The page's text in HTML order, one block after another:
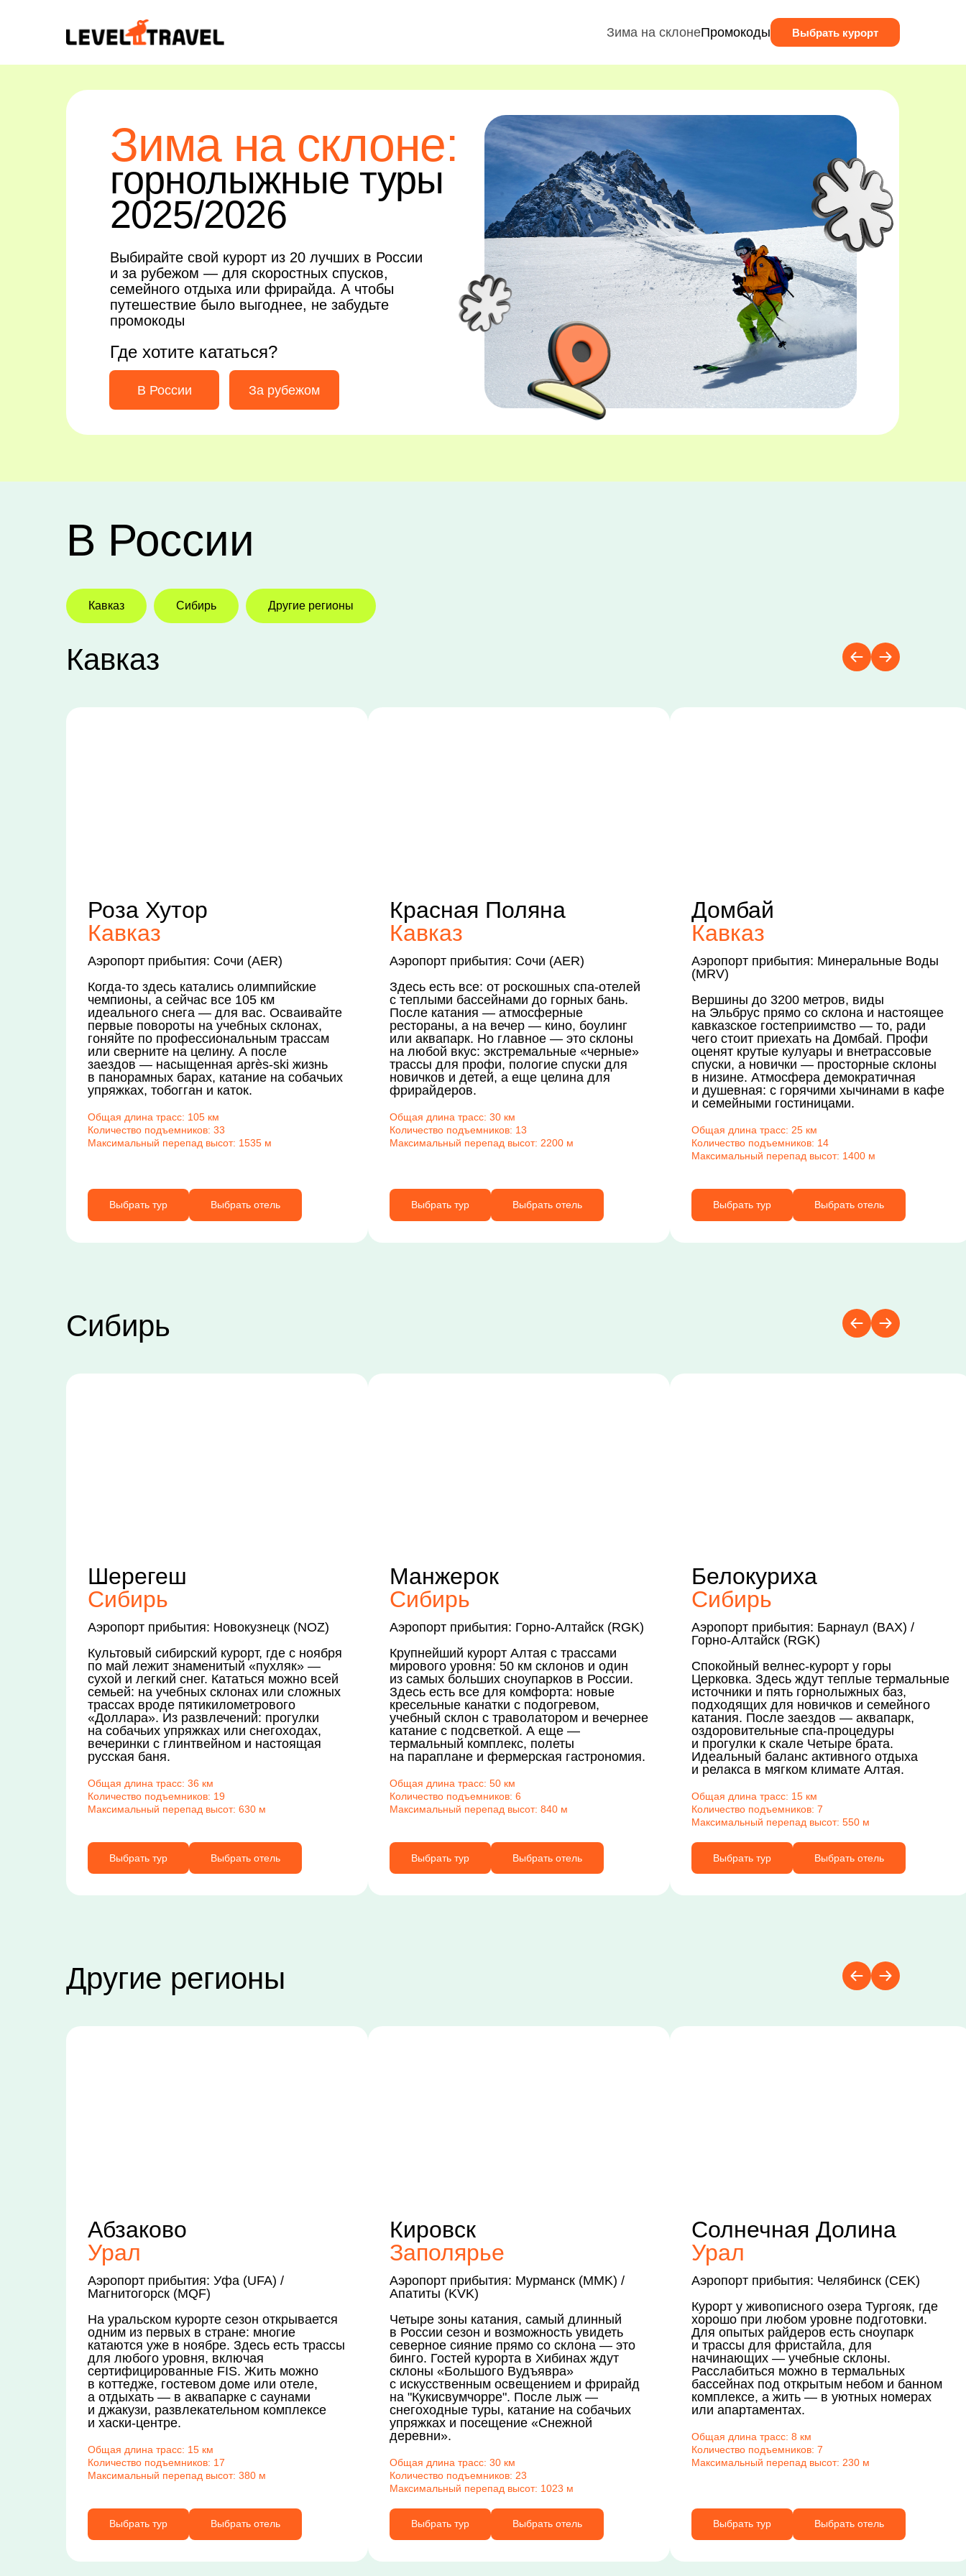
Зима на склонеПромокоды Выбрать курорт
Зима на склоне:
горнолыжные туры
2025/2026
Выбирайте свой курорт из 20 лучших в России
и за рубежом — для скоростных спусков,
семейного отдыха или фрирайда. А чтобы
путешествие было выгоднее, не забудьте
промокоды
Где хотите кататься?
В России За рубежом
В России
Кавказ Сибирь Другие регионы
Кавказ
Роза Хутор
Кавказ
Аэропорт прибытия: Сочи (AER)
Когда-то здесь катались олимпийские
чемпионы, а сейчас все 105 км
идеального снега — для вас. Осваивайте
первые повороты на учебных склонах,
гоняйте по профессиональным трассам
или сверните на целину. А после
заездов — насыщенная après-ski жизнь
в панорамных барах, катание на собачьих
упряжках, тобогган и каток.
Общая длина трасс: 105 км
Количество подъемников: 33
Максимальный перепад высот: 1535 м
Выбрать тур Выбрать отель
Красная Поляна
Кавказ
Аэропорт прибытия: Сочи (AER)
Здесь есть все: от роскошных спа-отелей
с теплыми бассейнами до горных бань.
После катания — атмосферные
рестораны, а на вечер — кино, боулинг
или аквапарк. Но главное — это склоны
на любой вкус: экстремальные «черные»
трассы для профи, пологие спуски для
новичков и детей, а еще целина для
фрирайдеров.
Общая длина трасс: 30 км
Количество подъемников: 13
Максимальный перепад высот: 2200 м
Выбрать тур Выбрать отель
Домбай
Кавказ
Аэропорт прибытия: Минеральные Воды
(MRV)
Вершины до 3200 метров, виды
на Эльбрус прямо со склона и настоящее
кавказское гостеприимство — то, ради
чего стоит приехать на Домбай. Профи
оценят крутые кулуары и внетрассовые
спуски, а новички — просторные склоны
в низине. Атмосфера демократичная
и душевная: с горячими хычинами в кафе
и семейными гостиницами.
Общая длина трасс: 25 км
Количество подъемников: 14
Максимальный перепад высот: 1400 м
Выбрать тур Выбрать отель
Сибирь
Шерегеш
Сибирь
Аэропорт прибытия: Новокузнецк (NOZ)
Культовый сибирский курорт, где с ноября
по май лежит знаменитый «пухляк» —
сухой и легкий снег. Кататься можно всей
семьей: на учебных склонах или сложных
трассах вроде пятикилометрового
«Доллара». Из развлечений: прогулки
на собачьих упряжках или снегоходах,
вечеринки с глинтвейном и настоящая
русская баня.
Общая длина трасс: 36 км
Количество подъемников: 19
Максимальный перепад высот: 630 м
Выбрать тур Выбрать отель
Манжерок
Сибирь
Аэропорт прибытия: Горно-Алтайск (RGK)
Крупнейший курорт Алтая с трассами
мирового уровня: 50 км склонов и один
из самых больших сноупарков в России.
Здесь есть все для комфорта: новые
кресельные канатки с подогревом,
учебный склон с траволатором и вечернее
катание с подсветкой. А еще —
термальный комплекс, полеты
на параплане и фермерская гастрономия.
Общая длина трасс: 50 км
Количество подъемников: 6
Максимальный перепад высот: 840 м
Выбрать тур Выбрать отель
Белокуриха
Сибирь
Аэропорт прибытия: Барнаул (BAX) /
Горно-Алтайск (RGK)
Спокойный велнес-курорт у горы
Церковка. Здесь ждут теплые термальные
источники и пять горнолыжных баз,
подходящих для новичков и семейного
катания. После заездов — аквапарк,
оздоровительные спа-процедуры
и прогулки к скале Четыре брата.
Идеальный баланс активного отдыха
и релакса в мягком климате Алтая.
Общая длина трасс: 15 км
Количество подъемников: 7
Максимальный перепад высот: 550 м
Выбрать тур Выбрать отель
Другие регионы
Абзаково
Урал
Аэропорт прибытия: Уфа (UFA) /
Магнитогорск (MQF)
На уральском курорте сезон открывается
одним из первых в стране: многие
катаются уже в ноябре. Здесь есть трассы
для любого уровня, включая
сертифицированные FIS. Жить можно
в коттедже, гостевом доме или отеле,
а отдыхать — в аквапарке с саунами
и джакузи, развлекательном комплексе
и хаски-центре.
Общая длина трасс: 15 км
Количество подъемников: 17
Максимальный перепад высот: 380 м
Выбрать тур Выбрать отель
Кировск
Заполярье
Аэропорт прибытия: Мурманск (MMK) /
Апатиты (KVK)
Четыре зоны катания, самый длинный
в России сезон и возможность увидеть
северное сияние прямо со склона — это
бинго. Гостей курорта в Хибинах ждут
склоны «Большого Вудъявра»
с искусственным освещением и фрирайд
на "Кукисвумчорре". После лыж —
снегоходные туры, катание на собачьих
упряжках и посещение «Снежной
деревни».
Общая длина трасс: 30 км
Количество подъемников: 23
Максимальный перепад высот: 1023 м
Выбрать тур Выбрать отель
Солнечная Долина
Урал
Аэропорт прибытия: Челябинск (CEK)
Курорт у живописного озера Тургояк, где
хорошо при любом уровне подготовки.
Для опытых райдеров есть сноупарк
и трассы для фристайла, для
начинающих — учебные склоны.
Расслабиться можно в термальных
бассейнах под открытым небом и банном
комплексе, а жить — в уютных номерах
или апартаментах.
Общая длина трасс: 8 км
Количество подъемников: 7
Максимальный перепад высот: 230 м
Выбрать тур Выбрать отель